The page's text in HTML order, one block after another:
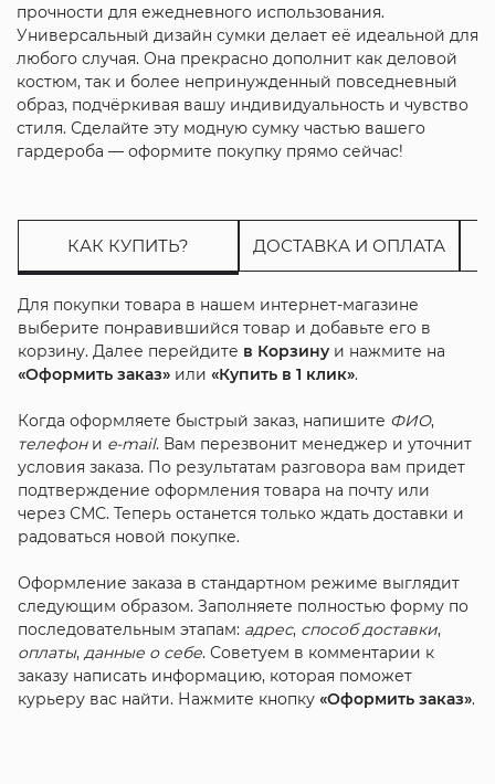
прочности для ежедневного использования.
Универсальный дизайн сумки делает её идеальной для
любого случая. Она прекрасно дополнит как деловой
костюм, так и более непринужденный повседневный
образ, подчёркивая вашу индивидуальность и чувство
стиля. Сделайте эту модную сумку частью вашего
гардероба — оформите покупку прямо сейчас!
КАК КУПИТЬ? ДОСТАВКА И ОПЛАТА
Для покупки товара в нашем интернет-магазине
выберите понравившийся товар и добавьте его в
корзину. Далее перейдите в Корзинуи нажмите на
«Оформить заказ»или «Купить в 1 клик».
Когда оформляете быстрый заказ, напишите ФИО,
телефони e-mail. Вам перезвонит менеджер и уточнит
условия заказа. По результатам разговора вам придет
подтверждение оформления товара на почту или
через СМС. Теперь останется только ждать доставки и
радоваться новой покупке.
Оформление заказа в стандартном режиме выглядит
следующим образом. Заполняете полностью форму по
последовательным этапам: адрес, способ доставки,
оплаты, данные о себе. Советуем в комментарии к
заказу написать информацию, которая поможет
курьеру вас найти. Нажмите кнопку «Оформить заказ».